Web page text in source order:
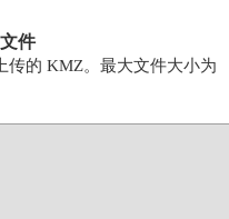
件
传的 KMZ。最大文件大小为